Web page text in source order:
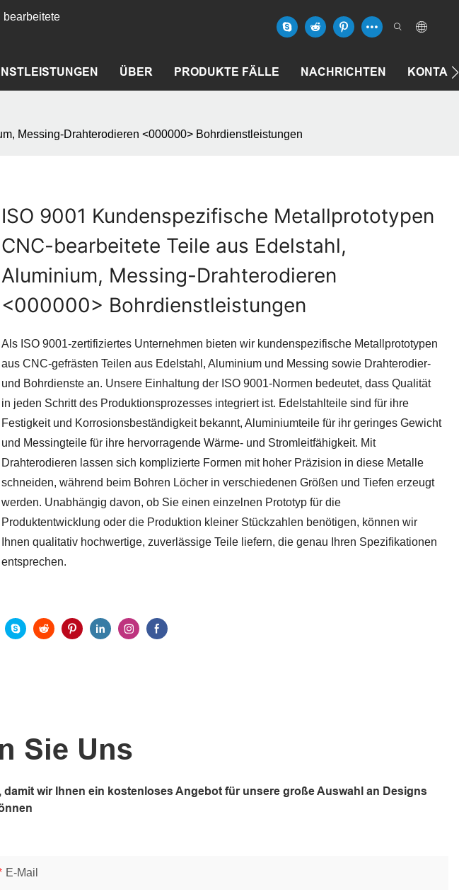
bearbeitete
ÜBER PRODUKTE FÄLLE NACHRICHTEN
Messing-Drahterodieren <000000> Bohrdienstleistungen
ISO 9001 Kundenspezifische Metallprototypen
CNC-bearbeitete Teile aus Edelstahl,
Aluminium, Messing-Drahterodieren
<000000> Bohrdienstleistungen
Als ISO 9001-zertifiziertes Unternehmen bieten wir kundenspezifische Metallprototypen
aus CNC-gefrästen Teilen aus Edelstahl, Aluminium und Messing sowie Drahterodier-
und Bohrdienste an. Unsere Einhaltung der ISO 9001-Normen bedeutet, dass Qualität
in jeden Schritt des Produktionsprozesses integriert ist. Edelstahlteile sind für ihre
Festigkeit und Korrosionsbeständigkeit bekannt, Aluminiumteile für ihr geringes Gewicht
und Messingteile für ihre hervorragende Wärme- und Stromleitfähigkeit. Mit
Drahterodieren lassen sich komplizierte Formen mit hoher Präzision in diese Metalle
schneiden, während beim Bohren Löcher in verschiedenen Größen und Tiefen erzeugt
werden. Unabhängig davon, ob Sie einen einzelnen Prototyp für die
Produktentwicklung oder die Produktion kleiner Stückzahlen benötigen, können wir
Ihnen qualitativ hochwertige, zuverlässige Teile liefern, die genau Ihren Spezifikationen
entsprechen.
Sie Uns
wir Ihnen ein kostenloses Angebot für unsere große Auswahl an Designs
E-Mail